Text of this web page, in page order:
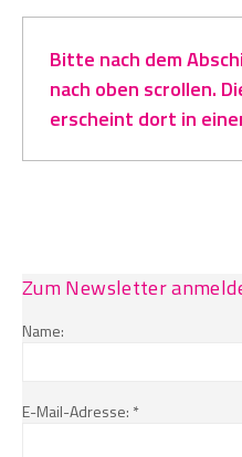
Bitte nach dem
nach oben scrollen.
erscheint dort in
Zum Newsletter
Name:
E-Mail-Adresse: *